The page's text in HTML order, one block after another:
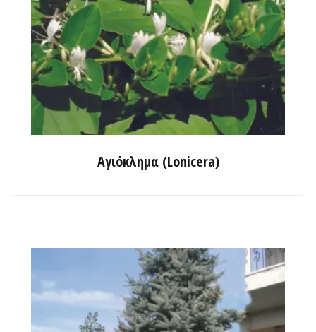
Αγιόκλημα (Lonicera)